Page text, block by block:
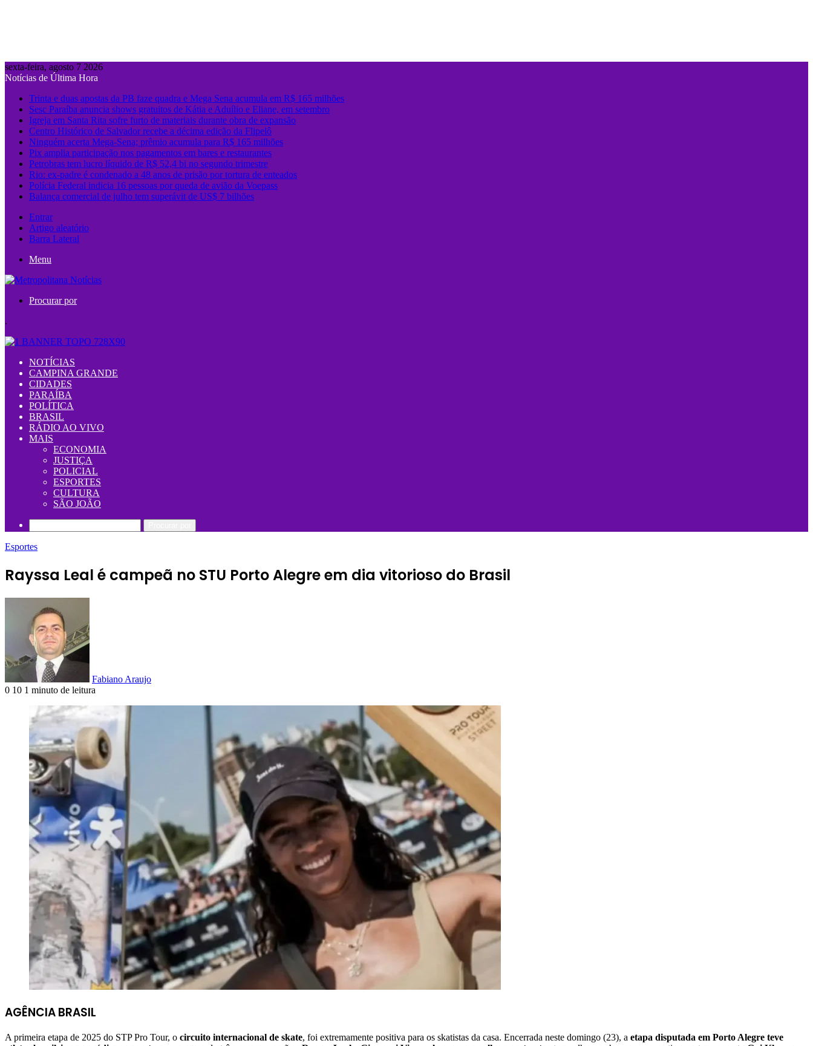
sexta-feira, agosto 7 2026
Notícias de Última Hora
Trinta e duas apostas da PB faze quadra e Mega Sena acumula em R$ 165 milhões
Sesc Paraíba anuncia shows gratuitos de Kátia e Aduílio e Eliane, em setembro
Igreja em Santa Rita sofre furto de materiais durante obra de expansão
Centro Histórico de Salvador recebe a décima edição da Flipelô
Ninguém acerta Mega-Sena; prêmio acumula para R$ 165 milhões
Pix amplia participação nos pagamentos em bares e restaurantes
Petrobras tem lucro líquido de R$ 52,4 bi no segundo trimestre
Rio: ex-padre é condenado a 48 anos de prisão por tortura de enteados
Polícia Federal indicia 16 pessoas por queda de avião da Voepass
Balança comercial de julho tem superávit de US$ 7 bilhões
Entrar
Artigo aleatório
Barra Lateral
Menu
Procurar por
.
NOTÍCIAS
CAMPINA GRANDE
CIDADES
PARAÍBA
POLÍTICA
BRASIL
RÁDIO AO VIVO
MAIS
ECONOMIA
JUSTIÇA
POLICIAL
ESPORTES
CULTURA
SÃO JOÃO
Esportes
Rayssa Leal é campeã no STU Porto Alegre em dia vitorioso do Brasil
Fabiano Araujo
0 10 1 minuto de leitura
AGÊNCIA BRASIL
A primeira etapa de 2025 do STP Pro Tour, o circuito internacional de skate, foi extremamente positiva para os skatistas da casa. Encerrada neste domingo (23), a etapa disputada em Porto Alegre teve